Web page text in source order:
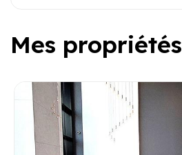
Mes propriétés